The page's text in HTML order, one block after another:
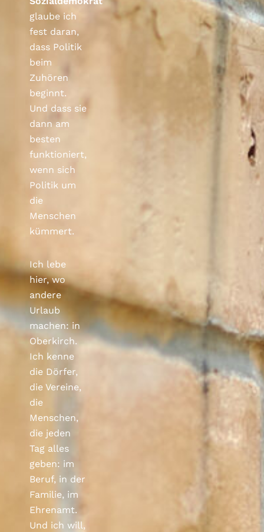
glaube ich
fest daran,
dass Politik
beim
Zuhören
beginnt.
Und dass sie
dann am
besten
funktioniert,
wenn sich
Politik um
die
Menschen
kümmert.
Ich lebe
hier, wo
andere
Urlaub
machen: in
Oberkirch.
Ich kenne
die Dörfer,
die Vereine,
die
Menschen,
die jeden
Tag alles
geben: im
Beruf, in der
Familie, im
Ehrenamt.
Und ich will,